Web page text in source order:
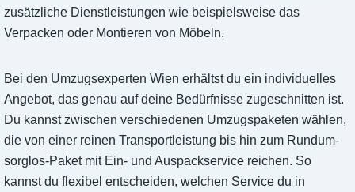
zusätzliche Dienstleistungen wie beispielsweise das
Verpacken oder Montieren von Möbeln.
Bei den Umzugsexperten Wien erhältst du ein individuelles
Angebot, das genau auf deine Bedürfnisse zugeschnitten ist.
Du kannst zwischen verschiedenen Umzugspaketen wählen,
die von einer reinen Transportleistung bis hin zum Rundum-
sorglos-Paket mit Ein- und Auspackservice reichen. So
kannst du flexibel entscheiden, welchen Service du in